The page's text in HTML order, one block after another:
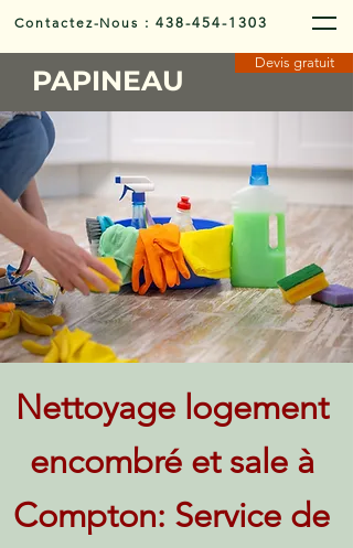
Contactez-Nous :438-454-1303
PAPINEAU
Devis gratuit
Nettoyage logement
encombré et sale à
Compton: Service de